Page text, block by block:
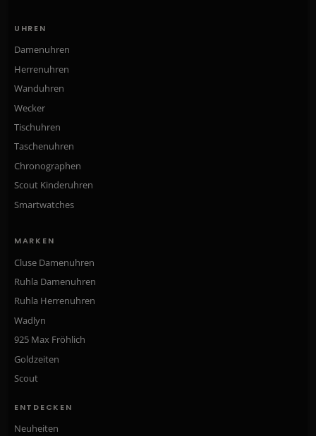
UHREN
Damenuhren
Herrenuhren
Wanduhren
Wecker
Tischuhren
Taschenuhren
Chronographen
Scout Kinderuhren
Smartwatches
MARKEN
Cluse Damenuhren
Ruhla Damenuhren
Ruhla Herrenuhren
Wadlyn
925 Max Fröhlich
Goldzeiten
Scout
ENTDECKEN
Neuheiten